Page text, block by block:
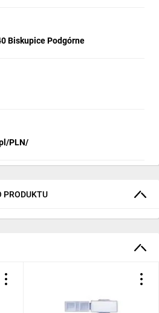
Biskupice Podgórne
PLN/
PRODUKTU